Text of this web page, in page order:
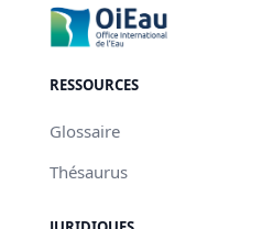
RESSOURCES
Glossaire
Thésaurus